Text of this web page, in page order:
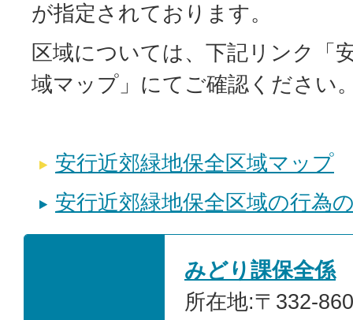
が指定されております。
区域については、下記リンク「
域マップ」にてご確認ください
安行近郊緑地保全区域マップ
安行近郊緑地保全区域の行為
みどり課保全係
所在地:〒332-